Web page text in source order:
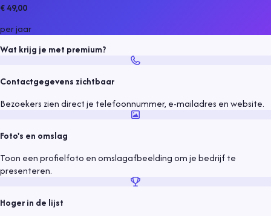
€ 49,00
per jaar
Wat krijg je met premium?
Contactgegevens zichtbaar
Bezoekers zien direct je telefoonnummer, e-mailadres en website.
Foto's en omslag
Toon een profielfoto en omslagafbeelding om je bedrijf te
presenteren.
Hoger in de lijst